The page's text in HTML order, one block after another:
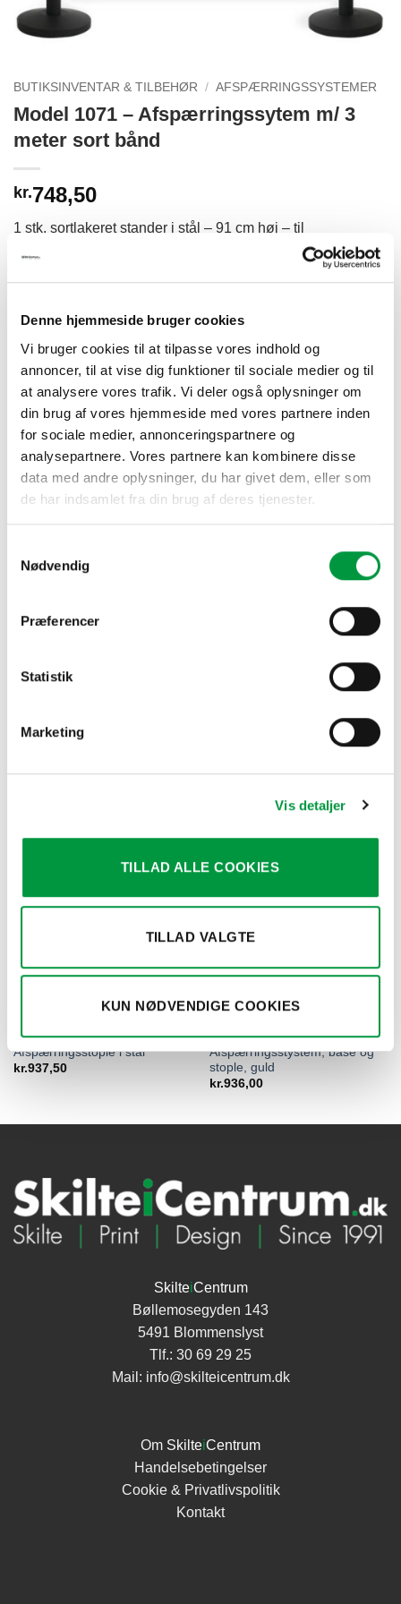
Denne hjemmeside bruger cookies
Vi bruger cookies til at tilpasse vores indhold og
annoncer, til at vise dig funktioner til sociale medier og til
at analysere vores trafik. Vi deler også oplysninger om
din brug af vores hjemmeside med vores partnere inden
for sociale medier, annonceringspartnere og
analysepartnere. Vores partnere kan kombinere disse
data med andre oplysninger, du har givet dem, eller som
de har indsamlet fra din brug af deres tjenester.
Nødvendig
Præferencer
Statistik
Marketing
Vis detaljer
TILLAD ALLE COOKIES
TILLAD VALGTE
KUN NØDVENDIGE COOKIES
BUTIKSINVENTAR & TILBEHØR / AFSPÆRRINGSSYSTEMER
Model 1071 – Afspærringssytem m/ 3
meter sort bånd
kr.748,50
1 stk. sortlakeret stander i stål – 91 cm høj – til
er tilbehør.
Model 1071 - Afspærringssytem m/ 3 meter sort bånd antal
TILFØJ TIL KURV
AFSPÆRRINGSSYSTEMER
rødt 150cm
AFSPÆRRINGSSYSTEMER
afspærringsstople, A4
Model 1074 –
Afspærringsstople i stål
kr.937,50
Model 1075 –
Afspærringsstystem, base og
stople, guld
kr.936,00
SkilteiCentrum
Bøllemosegyden 143
5491 Blommenslyst
Tlf.: 30 69 29 25
Mail: info@skilteicentrum.dk
Om SkilteiCentrum
Handelsebetingelser
Cookie & Privatlivspolitik
Kontakt